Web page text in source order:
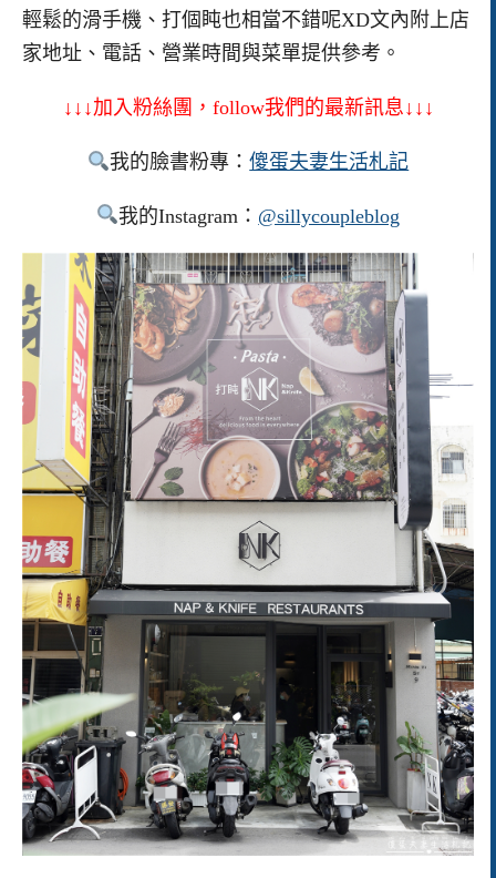
輕鬆的滑手機、打個盹也相當不錯呢XD文內附上店
家地址、電話、營業時間與菜單提供參考。
↓↓↓加入粉絲團，follow我們的最新訊息↓↓↓
我的臉書粉專：傻蛋夫妻生活札記
我的Instagram： @sillycoupleblog